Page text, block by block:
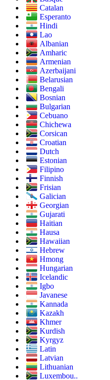
Catalan
Esperanto
Hindi
Lao
Albanian
Amharic
Armenian
Azerbaijani
Belarusian
Bengali
Bosnian
Bulgarian
Cebuano
Chichewa
Corsican
Croatian
Dutch
Estonian
Filipino
Finnish
Frisian
Galician
Georgian
Gujarati
Haitian
Hausa
Hawaiian
Hebrew
Hmong
Hungarian
Icelandic
Igbo
Javanese
Kannada
Kazakh
Khmer
Kurdish
Kyrgyz
Latin
Latvian
Lithuanian
Luxembou..